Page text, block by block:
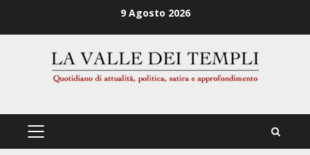
9 Agosto 2026
PRIMÄRES